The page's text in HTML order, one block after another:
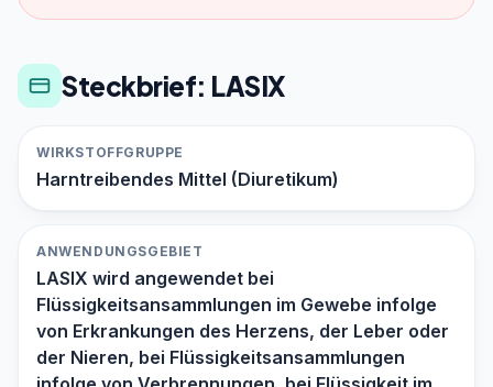
Steckbrief: LASIX
WIRKSTOFFGRUPPE
Harntreibendes Mittel (Diuretikum)
ANWENDUNGSGEBIET
LASIX wird angewendet bei
Flüssigkeitsansammlungen im Gewebe infolge
von Erkrankungen des Herzens, der Leber oder
der Nieren, bei Flüssigkeitsansammlungen